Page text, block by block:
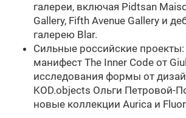
галереи, включая Pidtsan
Gallery, Fifth Avenue Gallery и
галерею Blar.
Сильные российские проекты:
манифест The Inner Code от
исследования формы от
KOD.objects Ольги Петровой-
новые коллекции Aurica и